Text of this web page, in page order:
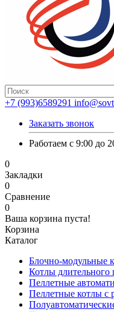
+7 (993)6589291
Заказать звонок
Работаем с 9:00 до
0
Закладки
0
Сравнение
0
Ваша корзина пуста!
Корзина
Каталог
Блочно-модульные
Котлы длительного
Пеллетные
Пеллетные котлы с